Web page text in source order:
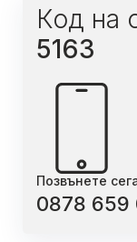
Код на
5163
Позвънете
0878 659